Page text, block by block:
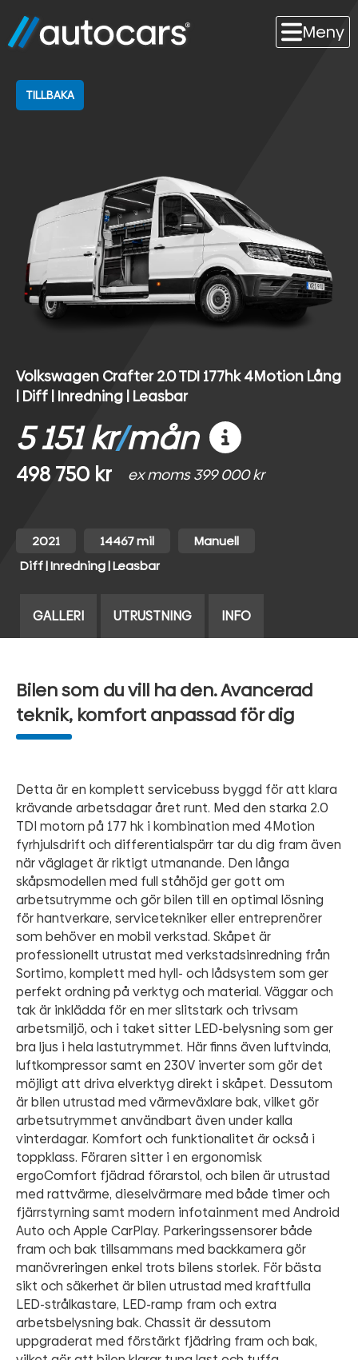
Meny
TILLBAKA
Volkswagen Crafter 2.0 TDI 177hk 4Motion Lång
| Diff | Inredning | Leasbar
5 151 kr/mån
498 750 kr ex moms 399 000 kr
2021 14467 mil
Manuell
Diff | Inredning | Leasbar
GALLERI UTRUSTNING INFO
Bilen som du vill ha den. Avancerad
teknik, komfort anpassad för dig
Detta är en komplett servicebuss byggd för att klara
krävande arbetsdagar året runt. Med den starka 2.0
TDI motorn på 177 hk i kombination med 4Motion
fyrhjulsdrift och differentialspärr tar du dig fram även
när väglaget är riktigt utmanande. Den långa
skåpsmodellen med full ståhöjd ger gott om
arbetsutrymme och gör bilen till en optimal lösning
för hantverkare, servicetekniker eller entreprenörer
som behöver en mobil verkstad. Skåpet är
professionellt utrustat med verkstadsinredning från
Sortimo, komplett med hyll- och lådsystem som ger
perfekt ordning på verktyg och material. Väggar och
tak är inklädda för en mer slitstark och trivsam
arbetsmiljö, och i taket sitter LED-belysning som ger
bra ljus i hela lastutrymmet. Här finns även luftvinda,
luftkompressor samt en 230V inverter som gör det
möjligt att driva elverktyg direkt i skåpet. Dessutom
är bilen utrustad med värmeväxlare bak, vilket gör
arbetsutrymmet användbart även under kalla
vinterdagar. Komfort och funktionalitet är också i
toppklass. Föraren sitter i en ergonomisk
ergoComfort fjädrad förarstol, och bilen är utrustad
med rattvärme, dieselvärmare med både timer och
fjärrstyrning samt modern infotainment med Android
Auto och Apple CarPlay. Parkeringssensorer både
fram och bak tillsammans med backkamera gör
manövreringen enkel trots bilens storlek. För bästa
sikt och säkerhet är bilen utrustad med kraftfulla
LED-strålkastare, LED-ramp fram och extra
arbetsbelysning bak. Chassit är dessutom
uppgraderat med förstärkt fjädring fram och bak,